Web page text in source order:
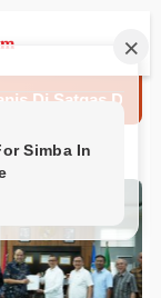
Di Satgas Damai